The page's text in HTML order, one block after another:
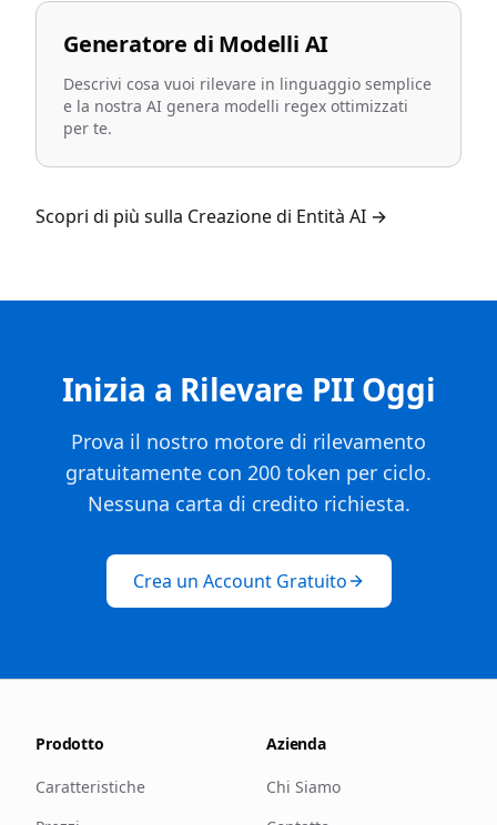
Generatore di Modelli AI
Descrivi cosa vuoi rilevare in linguaggio semplice
e la nostra AI genera modelli regex ottimizzati
per te.
Scopri di più sulla Creazione di Entità AI →
Inizia a Rilevare PII Oggi
Prova il nostro motore di rilevamento
gratuitamente con 200 token per ciclo.
Nessuna carta di credito richiesta.
Crea un Account Gratuito
Prodotto
Caratteristiche
Azienda
Chi Siamo